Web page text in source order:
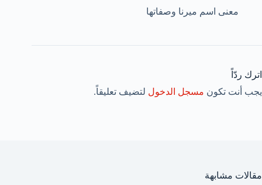
معنى اسم ميرنا وصفاتها
اترك ردّاً
يجب أنت تكون مسجل الدخول لتضيف تعليقاً.
مقالات مشابهة